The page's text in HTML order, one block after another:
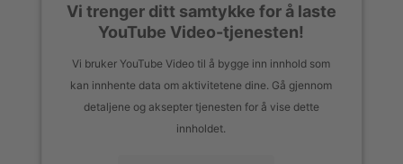
Vi trenger ditt samtykke for å laste
YouTube Video-tjenesten!
Vi bruker YouTube Video til å bygge inn innhold som
kan innhente data om aktivitetene dine. Gå gjennom
detaljene og aksepter tjenesten for å vise dette
innholdet.